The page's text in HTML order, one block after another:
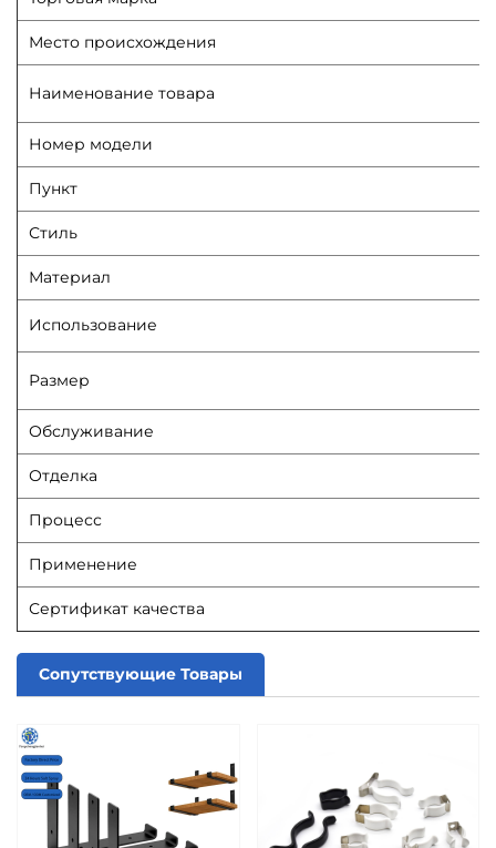
Место происхождения
Наименование товара
Номер модели
Пункт
Стиль
Материал
Использование
Размер
Обслуживание
Отделка
Процесс
Применение
Сертификат качества
Сопутствующие Товары